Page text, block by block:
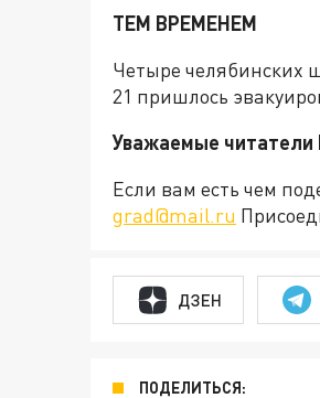
ТЕМ ВРЕМЕНЕМ
Четыре челябинских
21 пришлось
Уважаемые читатели
Если вам есть чем
grad@mail.ru
ДЗЕН
ПОДЕЛИТЬСЯ: